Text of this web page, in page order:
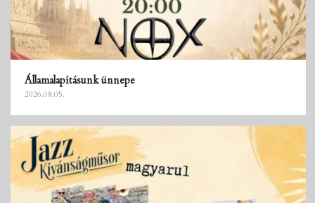
Államalapításunk ünnepe
2026.08.05.